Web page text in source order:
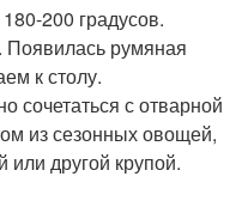
200 градусов.
румяная
к столу.
сочетаться с отварной
из сезонных овощей,
или другой крупой.